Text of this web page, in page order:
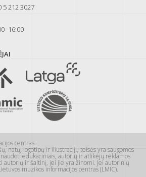
5 212 3027
centras.
natų, logotipų ir iliustracijų teisės yra saugomos
edukaciniais, autorių ir atlikėjų reklamos
autorių ir šaltinį, jei jie yra žinomi. Jei autorinių
muzikos informacijos centras (LMIC).